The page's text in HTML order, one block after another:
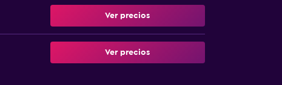
Ver precios
Ver precios